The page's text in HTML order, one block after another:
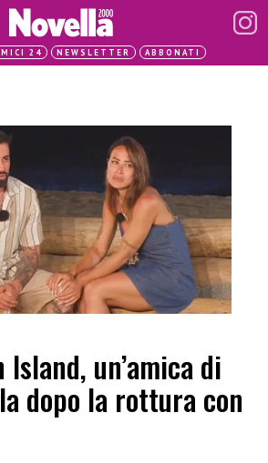
24 NEWSLETTER ABBONATI
un’amica di
dopo la rottura con